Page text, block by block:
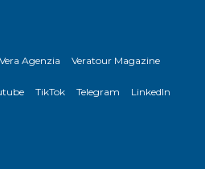
Vera Agenzia Veratour Magazine
TikTok Telegram LinkedIn